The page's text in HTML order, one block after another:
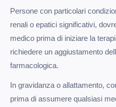
Persone con particolari
renali o epatici significativi,
medico prima di iniziare la
richiedere un aggiustamento
farmacologica.
In gravidanza o allattamento,
prima di assumere qualsiasi